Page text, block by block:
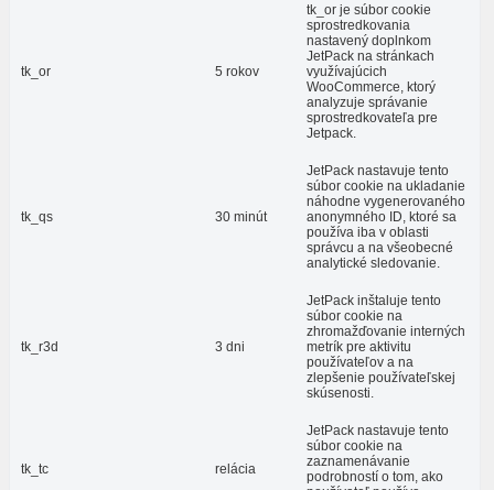
tk_or 5 rokov
tk_or je súbor cookie
sprostredkovania
nastavený doplnkom
JetPack na stránkach
využívajúcich
WooCommerce, ktorý
analyzuje správanie
sprostredkovateľa pre
Jetpack.
tk_qs 30 minút
JetPack nastavuje tento
súbor cookie na ukladanie
náhodne vygenerovaného
anonymného ID, ktoré sa
používa iba v oblasti
správcu a na všeobecné
analytické sledovanie.
tk_r3d 3 dni
JetPack inštaluje tento
súbor cookie na
zhromažďovanie interných
metrík pre aktivitu
používateľov a na
zlepšenie používateľskej
skúsenosti.
tk_tc relácia
JetPack nastavuje tento
súbor cookie na
zaznamenávanie
podrobností o tom, ako